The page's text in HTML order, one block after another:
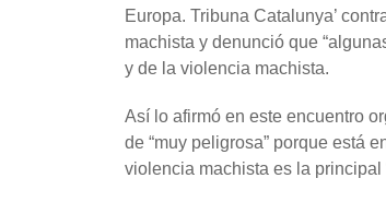
Europa. Tribuna Catalunya’
machista y denunció que
y de la violencia machista.
Así lo afirmó en este encuentro
de “muy peligrosa” porque está
violencia machista es la principal